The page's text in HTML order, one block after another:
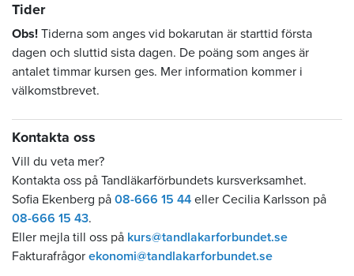
Tider
Obs! Tiderna som anges vid bokarutan är starttid första
dagen och sluttid sista dagen. De poäng som anges är
antalet timmar kursen ges. Mer information kommer i
välkomstbrevet.
Kontakta oss
Vill du veta mer?
Kontakta oss på Tandläkarförbundets kursverksamhet.
Sofia Ekenberg på 08-666 15 44 eller Cecilia Karlsson på
08-666 15 43.
Eller mejla till oss på kurs@tandlakarforbundet.se
Fakturafrågor ekonomi@tandlakarforbundet.se